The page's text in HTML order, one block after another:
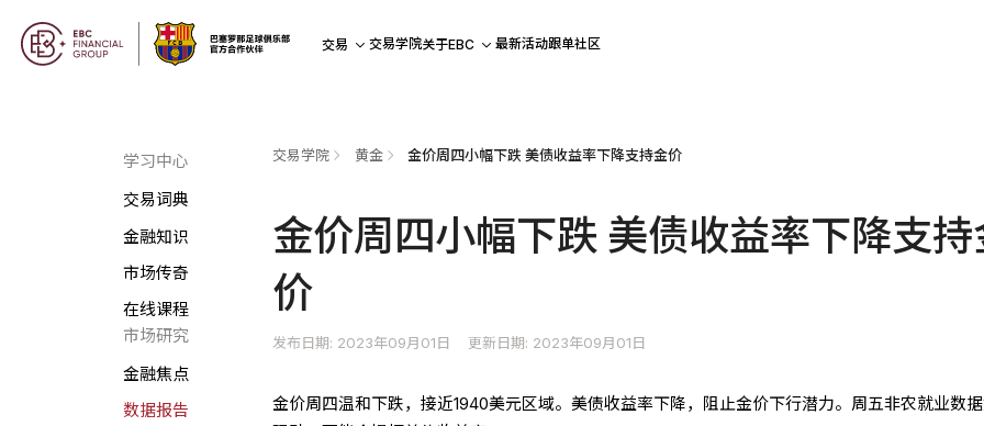
交易 交易学院关于EBC 最新活动跟单社区
学习中心
交易词典
金融知识
市场传奇
在线课程
市场研究
金融焦点
数据报告
交易学院 黄金 金价周四小幅下跌 美债收益率下降支持金价
金价周四小幅下跌 美债收益率下降支持
价
发布日期: 2023年09月01日 更新日期: 2023年09月01日
金价周四温和下跌，接近1940美元区域。美债收益率下降，阻止金价下行潜力。周五非农就业数